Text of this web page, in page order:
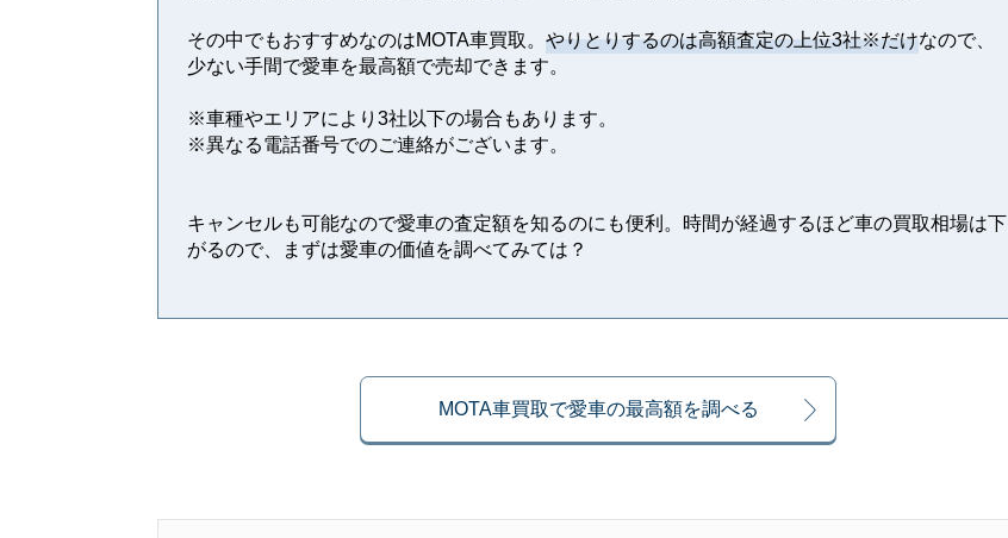
その中でもおすすめなのはMOTA車買取。 やりとりするのは高額査定の上位3社※だけなので、
少ない手間で愛車を最高額で売却できます。
※⾞種やエリアにより3社以下の場合もあります。
※異なる電話番号でのご連絡がございます。
キャンセルも可能なので愛車の査定額を知るのにも便利。時間が経過するほど車の買取相場は下
がるので、まずは愛車の価値を調べてみては？
MOTA車買取で愛車の最高額を調べる